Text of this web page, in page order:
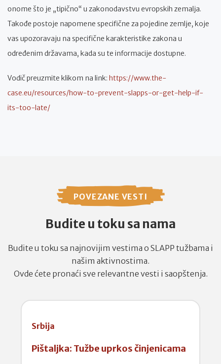
onome što je „tipično“ u zakonodavstvu evropskih zemalja.
Takođe postoje napomene specifične za pojedine zemlje, koje
vas upozoravaju na specifične karakteristike zakona u
određenim državama, kada su te informacije dostupne.
Vodič preuzmite klikom na link: https://www.the-
case.eu/resources/how-to-prevent-slapps-or-get-help-if-
its-too-late/
POVEZANE VESTI
Budite u toku sa nama
Budite u toku sa najnovijim vestima o SLAPP tužbama i
našim aktivnostima.
Ovde ćete pronaći sve relevantne vesti i saopštenja.
Srbija
Pištaljka: Tužbe uprkos činjenicama